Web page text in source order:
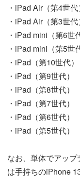
・iPad Air（第4世代
・iPad Air（第3世代
・iPad mini（第6世
・iPad mini（第5世
・iPad（第10世代）
・iPad（第9世代）
・iPad（第8世代）
・iPad（第7世代）
・iPad（第6世代）
・iPad（第5世代）
なお、単体でアッ
は手持ちのiPhone